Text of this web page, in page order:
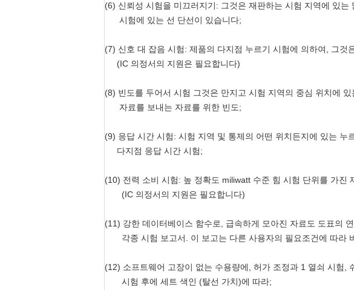
(6) 신뢰성 시험을 미끄러지기: 그것은 재판하는 시험 지역에 있
시험에 있는 선 단선이 있습니다;
(7) 신호 대 잡음 시험: 제품의 다지점 누르기 시험에 의하여, 그
(IC 의정서의 지원은 필요합니다)
(8) 빈도를 두어서 시험 그것은 만지고 시험 지역의 중심 위치에
자료를 보내는 자료를 위한 빈도;
(9) 응답 시간 시험: 시험 지역 및 통제의 어떤 위치든지에 있는
다지점 응답 시간 시험;
(10) 전력 소비 시험: 높 정확도 miliwatt 수준 힘 시험 단위를 가진
(IC 의정서의 지원은 필요합니다)
(11) 강한 데이터베이스 함수로, 급속하게 모아진 자료도 도표의
각종 시험 보고서. 이 보고는 다른 사용자의 필요조건에 따라
(12) 소프트웨어 고장이 없는 수용량에, 허가 조정과 1 열쇠 시험,
시험 후에 세트 색인 (탈선 가치)에 따라;